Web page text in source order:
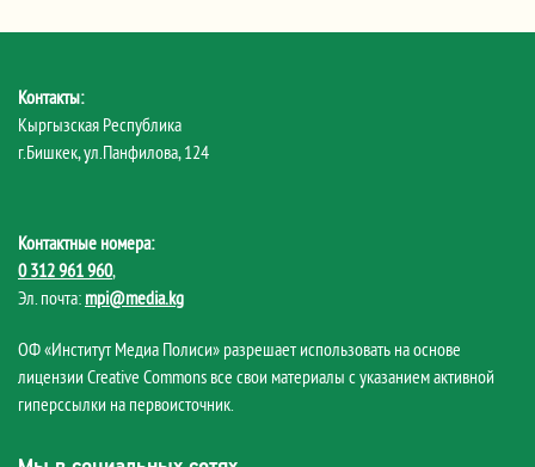
Контакты:
Кыргызская Республика
г.Бишкек, ул.Панфилова, 124
Контактные номера:
0 312 961 960,
Эл. почта: mpi@media.kg
ОФ «Институт Медиа Полиси» разрешает использовать на основе
лицензии Creative Commons все свои материалы с указанием активной
гиперссылки на первоисточник.